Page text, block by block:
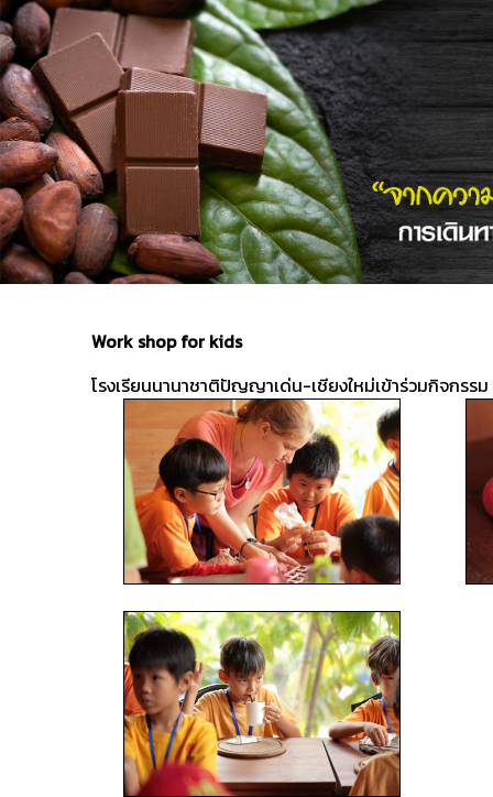
Work shop for kids
โรงเรียนนานาชาติปัญญาเด่น-เชียงใหม่เข้าร่วมกิจกร